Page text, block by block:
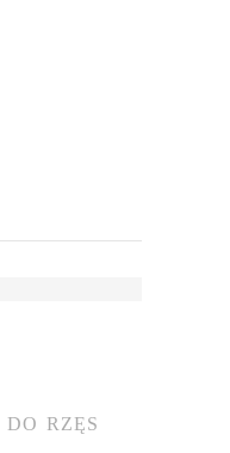
RZĘS